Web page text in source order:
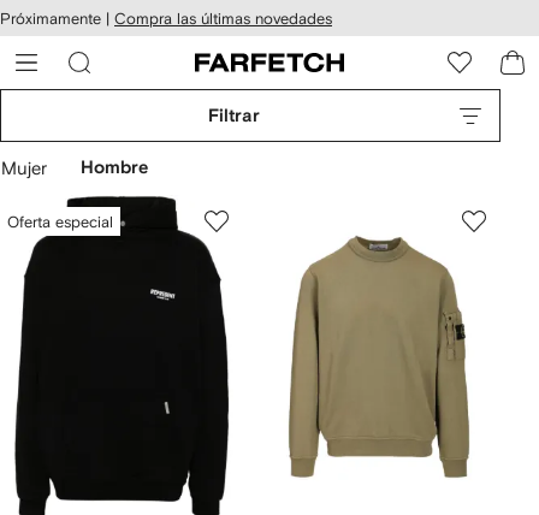
al
Próximamente | Compra las últimas novedades
Filtrar
Mujer Hombre
Oferta especial